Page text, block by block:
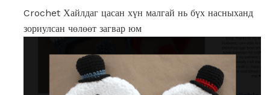
Crochet Хайлдаг цасан хүн малгай нь бүх насныханд
зориулсан чөлөөт загвар юм